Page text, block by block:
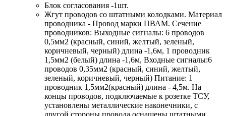
Блок согласования -1шт.
Жгут проводов со штатными колодками. Материал
проводника - Провод марки ПВАМ. Сечение
проводников: Выходные сигналы: 6 проводов
0,5мм2 (красный, синий, желтый, зеленый,
коричневый, черный) длина -1,6м, 1 проводник
1,5мм2 (белый) длина -1,6м, Входные сигналы:6
проводов 0,35мм2 (красный, синий, желтый,
зеленый, коричневый, черный) Питание: 1
проводник 1,5мм2(красный) длина - 4,5м. На
концы проводов, подключаемые к розетке ТСУ,
установлены металлические наконечники, с
другой стороны провода оснащены штатными